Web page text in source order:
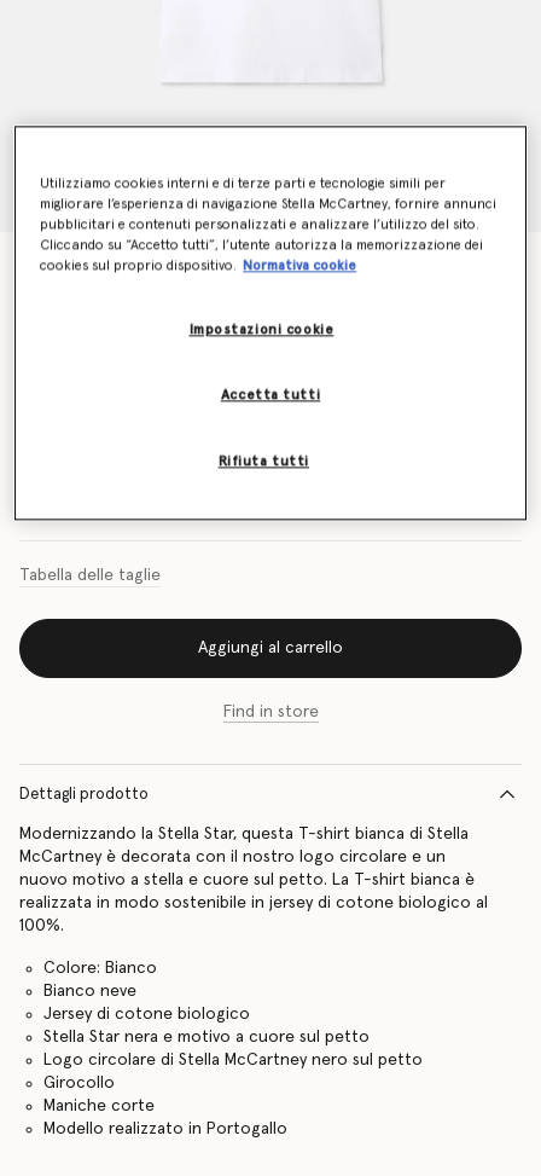
T-shirt Lovestruck Logo
Tabella delle taglie
Aggiungi al carrello
Find in store
Dettagli prodotto
Modernizzando la Stella Star, questa T-shirt bianca di Stella
McCartney è decorata con il nostro logo circolare e un
nuovo motivo a stella e cuore sul petto. La T-shirt bianca è
realizzata in modo sostenibile in jersey di cotone biologico al
100%.
Colore: Bianco
Bianco neve
Jersey di cotone biologico
Stella Star nera e motivo a cuore sul petto
Logo circolare di Stella McCartney nero sul petto
Girocollo
Maniche corte
Modello realizzato in Portogallo
Utilizziamo cookies interni e di terze parti e tecnologie simili per
migliorare l’esperienza di navigazione Stella McCartney, fornire annunci
pubblicitari e contenuti personalizzati e analizzare l’utilizzo del sito.
Cliccando su “Accetto tutti”, l’utente autorizza la memorizzazione dei
cookies sul proprio dispositivo.
Normativa cookie
Impostazioni cookie
Rifiuta tutti
Accetta tutti